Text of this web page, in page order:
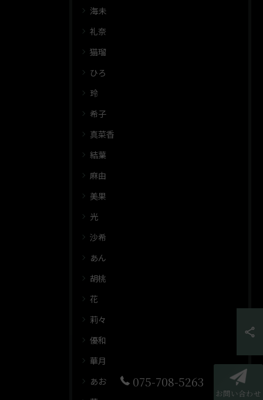
海未
礼奈
猫瑠
ひろ
玲
希子
真菜香
結葉
麻由
美果
光
沙希
あん
胡桃
花
莉々
優和
華月
あお
075-708-5263
お問い合わせ